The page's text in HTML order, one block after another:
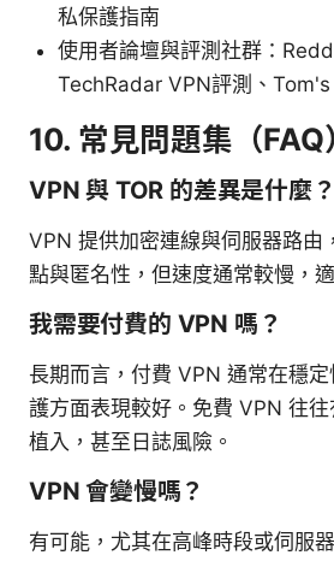
私保護指南
使用者論壇與評測社群：
TechRadar VPN評測、
10. 常見問題集（FAQ
VPN 與 TOR 的差異是什麼？
VPN 提供加密連線與伺服器路由
點與匿名性，但速度通常較慢，
我需要付費的 VPN 嗎？
長期而言，付費 VPN 通常在穩
護方面表現較好。免費 VPN 往
植入，甚至日誌風險。
VPN 會變慢嗎？
有可能，尤其在高峰時段或伺服